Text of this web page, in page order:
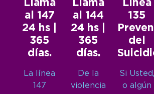
Llamá
al 147
24 hs |
365
días.
La línea
147
Llamá
al 144
24 hs |
365
días.
De la
violencia
Línea
135
del
Si Usted,
o algún